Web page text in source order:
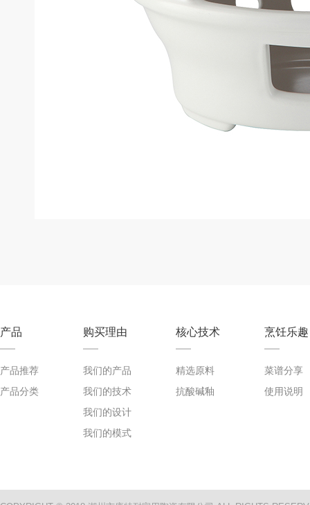
产品
产品推荐
产品分类
购买理由
我们的产品
我们的技术
我们的设计
我们的模式
核心技术
精选原料
抗酸碱釉
烹饪乐趣
菜谱分享
使用说明